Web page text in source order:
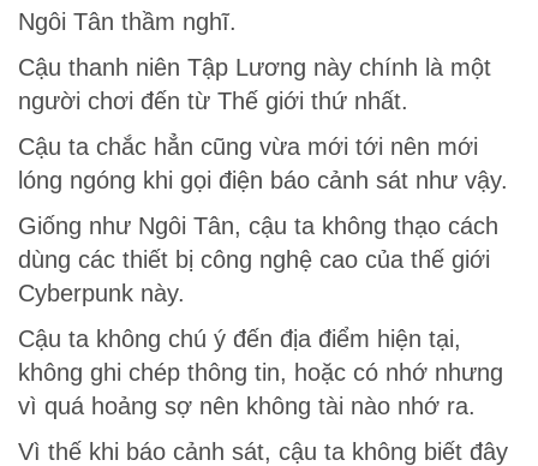
Ngôi Tân thầm nghĩ.
Cậu thanh niên Tập Lương này chính là một
người chơi đến từ Thế giới thứ nhất.
Cậu ta chắc hẳn cũng vừa mới tới nên mới
lóng ngóng khi gọi điện báo cảnh sát như vậy.
Giống như Ngôi Tân, cậu ta không thạo cách
dùng các thiết bị công nghệ cao của thế giới
Cyberpunk này.
Cậu ta không chú ý đến địa điểm hiện tại,
không ghi chép thông tin, hoặc có nhớ nhưng
vì quá hoảng sợ nên không tài nào nhớ ra.
Vì thế khi báo cảnh sát, cậu ta không biết đây